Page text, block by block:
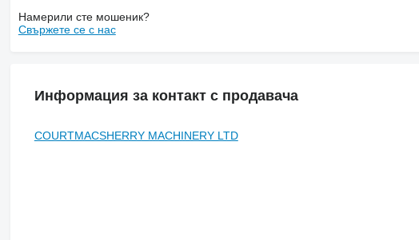
Намерили сте мошеник?
Свържете се с нас
Информация за контакт с продавача
COURTMACSHERRY MACHINERY LTD